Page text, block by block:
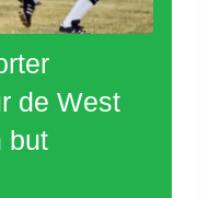
de West
but